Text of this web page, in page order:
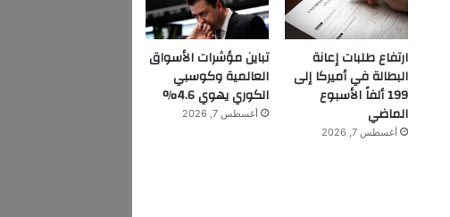
ارتفاع طلبات إعانة
البطالة في أميركا إلى
199 ألفاً الأسبوع
الماضي
أغسطس 7, 2026
تباين مؤشرات الأسواق
العالمية وكوسبي
الكوري يهوي 4.6%
أغسطس 7, 2026